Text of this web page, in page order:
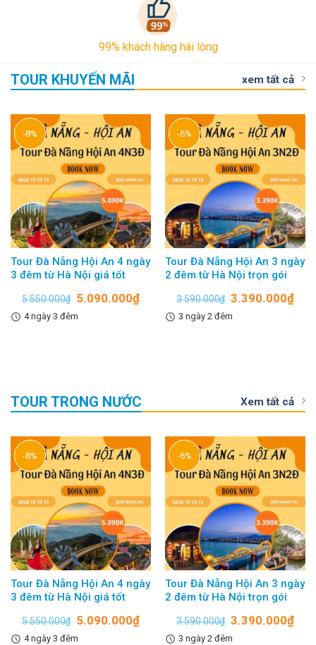
99% khách hàng hài lòng
TOUR KHUYẾN MÃI xem tất cả
-8%
Tour Đà Nẵng Hội An 4 ngày
3 đêm từ Hà Nội giá tốt
5.550.000₫ 5.090.000₫
4 ngày 3 đêm
-6%
Tour Đà Nẵng Hội An 3 ngày
2 đêm từ Hà Nội trọn gói
3.590.000₫ 3.390.000₫
3 ngày 2 đêm
TOUR TRONG NƯỚC Xem tất cả
-8%
Tour Đà Nẵng Hội An 4 ngày
3 đêm từ Hà Nội giá tốt
5.550.000₫ 5.090.000₫
4 ngày 3 đêm
-6%
Tour Đà Nẵng Hội An 3 ngày
2 đêm từ Hà Nội trọn gói
3.590.000₫ 3.390.000₫
3 ngày 2 đêm